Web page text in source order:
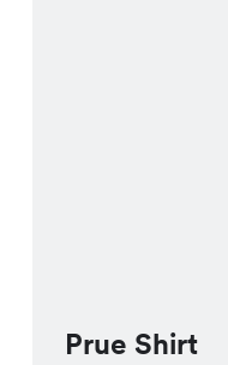
Prue Shirt